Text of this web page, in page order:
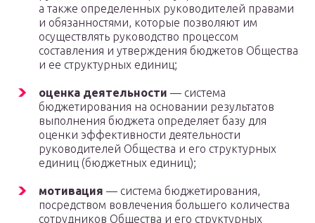
а также определенных руководителей правами
и обязанностями, которые позволяют им
осуществлять руководство процессом
составления и утверждения бюджетов Общества
и ее структурных единиц;
оценка деятельности — система
бюджетирования на основании результатов
выполнения бюджета определяет базу для
оценки эффективности деятельности
руководителей Общества и его структурных
единиц (бюджетных единиц);
мотивация — система бюджетирования,
посредством вовлечения большего количества
сотрудников Общества и его структурных